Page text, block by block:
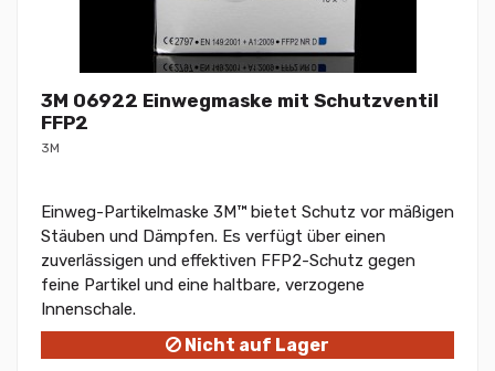
3M 06922 Einwegmaske mit Schutzventil
FFP2
3M
Einweg-Partikelmaske 3M™ bietet Schutz vor mäßigen
Stäuben und Dämpfen. Es verfügt über einen
zuverlässigen und effektiven FFP2-Schutz gegen
feine Partikel und eine haltbare, verzogene
Innenschale.
Nicht auf Lager